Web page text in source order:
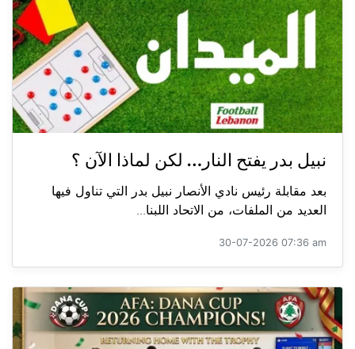
نبيل بدر يفتح النار… لكن لماذا الآن ؟
بعد مقابلة رئيس نادي الأنصار نبيل بدر التي تناول فيها
العديد من الملفات، من الاتحاد اللبنا...
30-07-2026 07:36 am